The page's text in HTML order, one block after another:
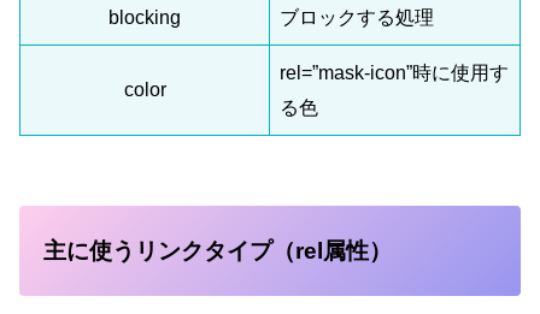
blocking ブロックする処理
color
rel=”mask-icon”時に使用す
る色
主に使うリンクタイプ（rel属性）